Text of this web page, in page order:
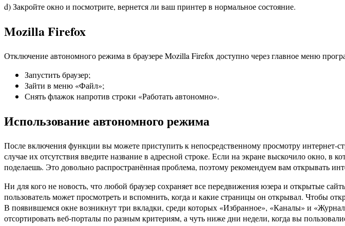
d) Закройте окно и посмотрите, вернется ли ваш принтер в нормальное состояние.
Mozilla Firefox
Отключение автономного режима в браузере Mozilla Firefox доступно через главное меню
Запустить браузер;
Зайти в меню «Файл»;
Снять флажок напротив строки «Работать автономно».
Использование автономного режима
После включения функции вы можете приступить к непосредственному просмотру интернет-
случае их отсутствия введите название в адресной строке. Если на экране выскочило окно,
поделаешь. Это довольно распространённая проблема, поэтому рекомендуем вам открывать
Ни для кого не новость, что любой браузер сохраняет все передвижения юзера и открытые
пользователь может просмотреть и вспомнить, когда и какие страницы он открывал. Чтобы
В появившемся окне возникнут три вкладки, среди которых «Избранное», «Каналы» и
отсортировать веб-порталы по разным критериям, а чуть ниже дни недели, когда вы